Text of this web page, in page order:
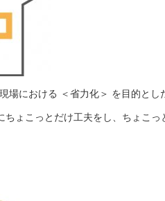
場における ＜省力化＞ を目的とし
ょこっとだけ工夫をし、ちょこっ